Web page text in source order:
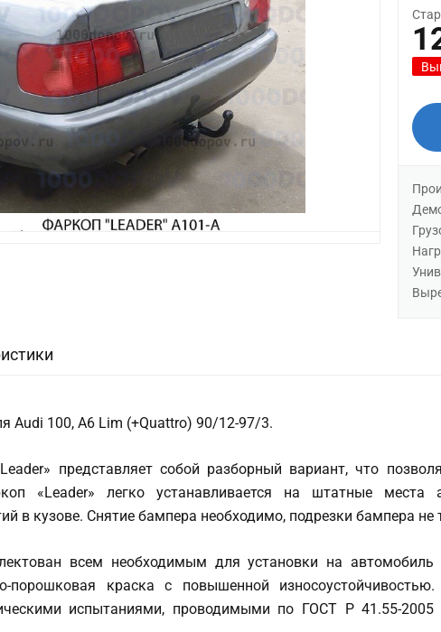
Audi 100, A6 Lim (+Quattro) 90/12-97/3.
представляет собой разборный вариант, что
«Leader» легко устанавливается на штатные места
в кузове. Снятие бампера необходимо, подрезки бампера не
всем необходимым для установки на
порошковая краска с повышенной
испытаниями, проводимыми по ГОСТ Р 41.55-2005